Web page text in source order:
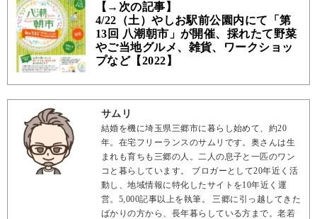
【→次の記事】
4/22（土）やしお駅前公園内にて「第
13回 八潮朝市」が開催、採れたて野菜
やご当地グルメ、雑貨、ワークショッ
プなど【2022】
サムリ
結婚を機に埼玉県三郷市に暮らし始めて、約20
年。在宅フリーランスのサムリです。奥さんは生
まれも育ちも三郷の人。二人の息子と一匹のワン
コと暮らしています。 ブロガーとして20年近く活
動し、地域情報に特化したサイトを10年近く運
営。5,000記事以上を執筆。 三郷に引っ越してきた
ばかりの方から、長年暮らしている方まで。老若